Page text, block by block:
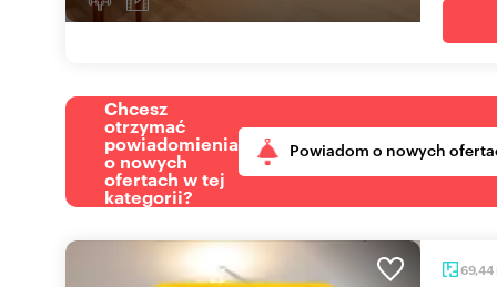
Chcesz
otrzymać
powiadomienia
o nowych
ofertach w tej
kategorii?
Powiadom o nowych
69,44